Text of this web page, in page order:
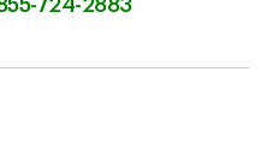
724-2883